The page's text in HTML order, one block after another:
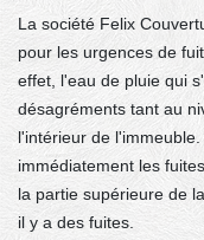
La société Felix
pour les urgences de
effet, l'eau de pluie qui
désagréments tant au
l'intérieur de
immédiatement les
la partie supérieure de
il y a des fuites.